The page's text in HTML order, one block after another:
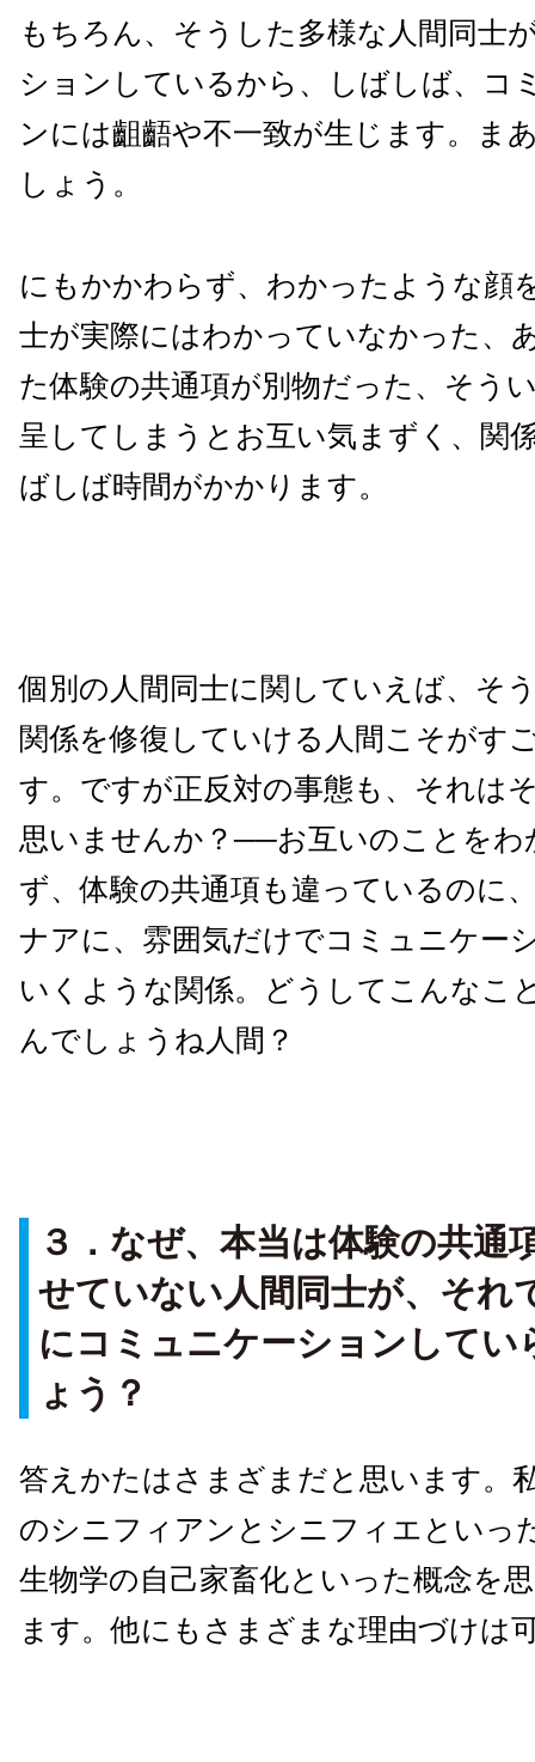
もちろん、そうした多様な人間同士
ションしているから、しばしば、コ
ンには齟齬や不一致が生じます。ま
しょう。
にもかかわらず、わかったような顔
士が実際にはわかっていなかった、
た体験の共通項が別物だった、そう
呈してしまうとお互い気まずく、関
ばしば時間がかかります。
個別の人間同士に関していえば、そ
関係を修復していける人間こそがす
す。ですが正反対の事態も、それは
思いませんか？──お互いのことをわ
ず、体験の共通項も違っているのに
ナアに、雰囲気だけでコミュニケー
いくような関係。どうしてこんなこ
んでしょうね人間？
３．なぜ、本当は体験の共通
せていない人間同士が、それ
にコミュニケーションしてい
ょう？
答えかたはさまざまだと思います。
のシニフィアンとシニフィエといっ
生物学の自己家畜化といった概念を
ます。他にもさまざまな理由づけは